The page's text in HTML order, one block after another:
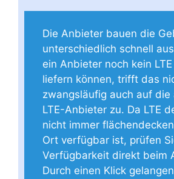
Die Anbieter bauen die
unterschiedlich schnell
ein Anbieter noch kein
liefern können, trifft das
zwangsläufig auch auf die
LTE-Anbieter zu. Da LTE
nicht immer
Ort verfügbar ist, prüfen
Verfügbarkeit direkt beim
Durch einen Klick